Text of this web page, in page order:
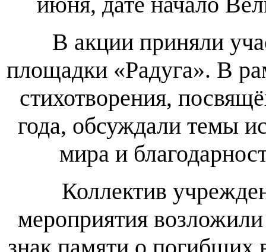
В акции приняли
площадки «Радуга». В
стихотворения,
года, обсуждали темы
мира и
Коллектив
мероприятия